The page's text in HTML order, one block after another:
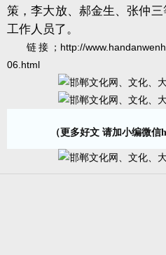
策，李大放、郝金生、张仲
工作人员了。
链接； http://
06.html
（更多好文 请加小编微信